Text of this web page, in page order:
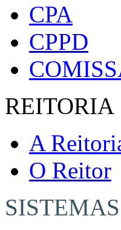
CPA
CPPD
REITORIA
A
O Reitor
SISTEMAS